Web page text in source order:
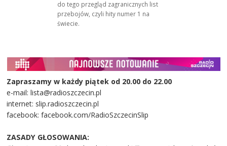
do tego przegląd zagranicznych list
przebojów, czyli hity numer 1 na
świecie.
Zapraszamy w każdy piątek od 20.00 do 22.00
e-mail: lista@radioszczecin.pl
internet: slip.radioszczecin.pl
facebook: facebook.com/RadioSzczecinSlip
ZASADY GŁOSOWANIA: